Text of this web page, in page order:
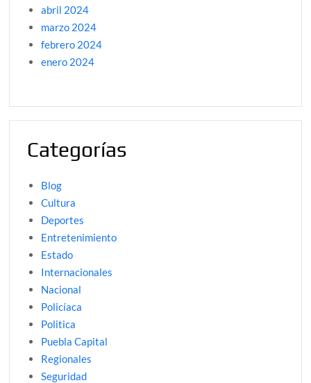
abril 2024
marzo 2024
febrero 2024
enero 2024
Categorías
Blog
Cultura
Deportes
Entretenimiento
Estado
Internacionales
Nacional
Policíaca
Politica
Puebla Capital
Regionales
Seguridad